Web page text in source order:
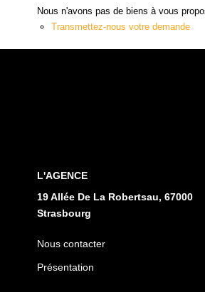
Nous n'avons pas de biens à vous
Transmettez-nous votre demande
L'AGENCE
19 Allée De La Robertsau, 67000
Strasbourg
Nous contacter
Présentation